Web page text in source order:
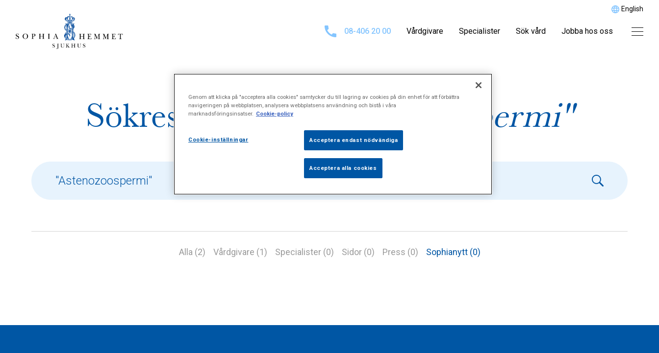
English
08-406 20 00 Vårdgivare Specialister Sök vård Jobba hos oss
Sökresultat för"Astenozoospermi"
Alla (2) Vårdgivare (1) Specialister (0) Sidor (0) Press (0) Sophianytt (0)
Genom att klicka på "acceptera alla cookies" samtycker du till lagring av cookies på din enhet för att förbättra
navigeringen på webbplatsen, analysera webbplatsens användning och bistå i våra
marknadsföringsinsatser. Cookie-policy
Cookie-inställningar Acceptera endast nödvändiga
Acceptera alla cookies